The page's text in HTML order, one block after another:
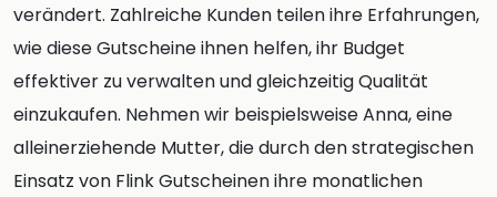
verändert. Zahlreiche Kunden teilen ihre Erfahrungen,
wie diese Gutscheine ihnen helfen, ihr Budget
effektiver zu verwalten und gleichzeitig Qualität
einzukaufen. Nehmen wir beispielsweise Anna, eine
alleinerziehende Mutter, die durch den strategischen
Einsatz von Flink Gutscheinen ihre monatlichen